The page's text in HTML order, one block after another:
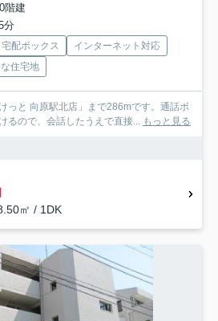
階建
分
宅配ボックス
インターネット対応
住宅地
っと 向原駅北店」まで286mです。通話ボ
るので、会話したうえで直接... もっと見る
㎡ / 1DK